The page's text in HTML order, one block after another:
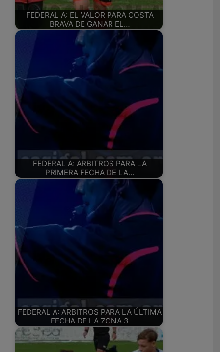
FEDERAL A: EL VALOR PARA COSTA
BRAVA DE GANAR EL…
FEDERAL A: ARBITROS PARA LA
PRIMERA FECHA DE LA…
FEDERAL A: ARBITROS PARA LA ÚLTIMA
FECHA DE LA ZONA 3